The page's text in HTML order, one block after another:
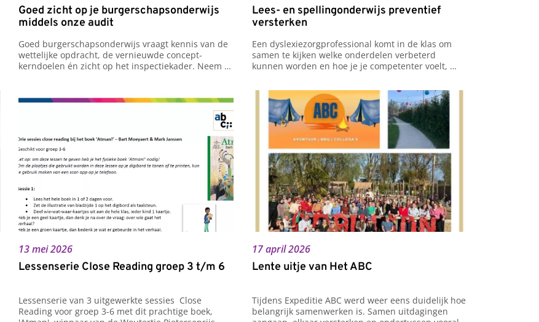
Goed zicht op je burgerschapsonderwijs
middels onze audit
Goed burgerschapsonderwijs vraagt kennis van de
wettelijke opdracht, de vernieuwde concept-
kerndoelen én zicht op het inspectiekader. Neem
Lees- en spellingonderwijs preventief
versterken
Een dyslexiezorgprofessional komt in de klas om
samen te kijken welke onderdelen verbeterd
kunnen worden en hoe je je competenter voelt,
13 mei 2026
Lessenserie Close Reading groep 3 t/m 6
Lessenserie van 3 uitgewerkte sessies  Close
Reading voor groep 3-6 met dit prachtige boek,
17 april 2026
Lente uitje van Het ABC
Tijdens Expeditie ABC werd weer eens duidelijk hoe
belangrijk samenwerken is. Samen uitdagingen